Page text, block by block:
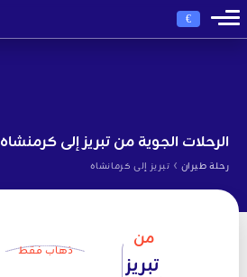
€
الرحلات الجوية من تبريز إلى كرمنشاه
رحلة طيران › تبريز إلى كرمانشاه
من
تبريز ذهاب فقط